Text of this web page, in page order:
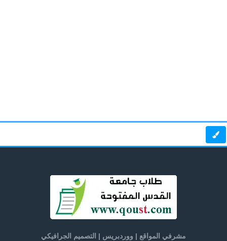
مشرفي المواقع | ووردبريس | التصميم الجرافيكي